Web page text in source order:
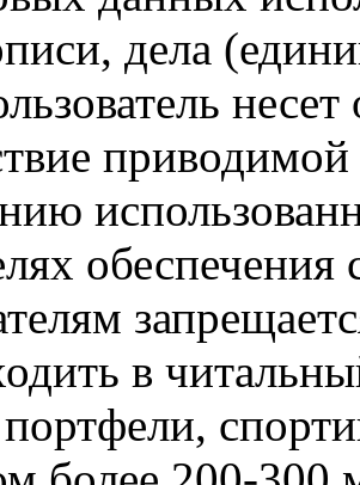
дела
несет
обеспечения
в